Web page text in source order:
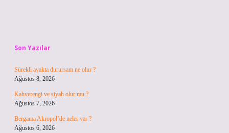
Son Yazılar
Sürekli ayakta durursam ne olur ?
Ağustos 8, 2026
Kahverengi ve siyah olur mu ?
Ağustos 7, 2026
Bergama Akropol’de neler var ?
Ağustos 6, 2026